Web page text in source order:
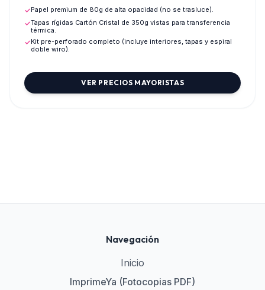
✓Papel premium de 80g de alta opacidad (no se trasluce).
✓Tapas rígidas Cartón Cristal de 350g vistas para transferencia
térmica.
✓Kit pre-perforado completo (incluye interiores, tapas y espiral
doble wiro).
VER PRECIOS MAYORISTAS
Navegación
Inicio
ImprimeYa (Fotocopias PDF)